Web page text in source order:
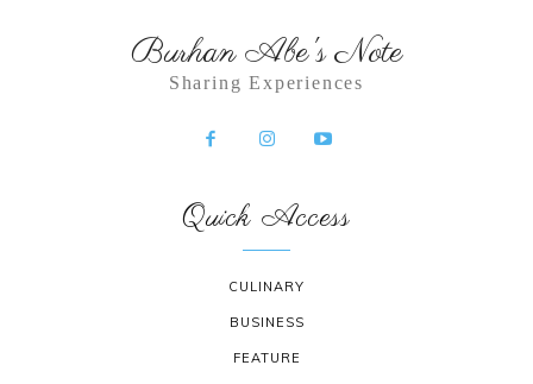
Burhan Abe's Note
Sharing Experiences
Quick Access
CULINARY
BUSINESS
FEATURE